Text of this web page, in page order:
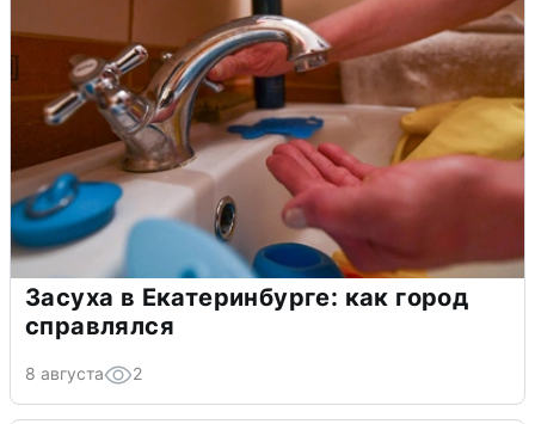
Засуха в Екатеринбурге: как город
справлялся
8 августа 2